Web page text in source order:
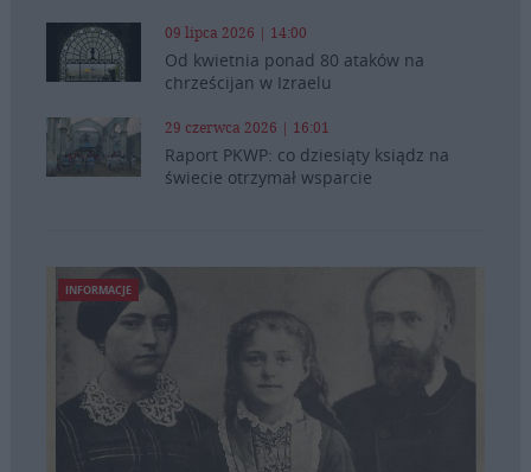
09 lipca 2026 | 14:00
Od kwietnia ponad 80 ataków na
chrześcijan w Izraelu
29 czerwca 2026 | 16:01
Raport PKWP: co dziesiąty ksiądz na
świecie otrzymał wsparcie
INFORMACJE